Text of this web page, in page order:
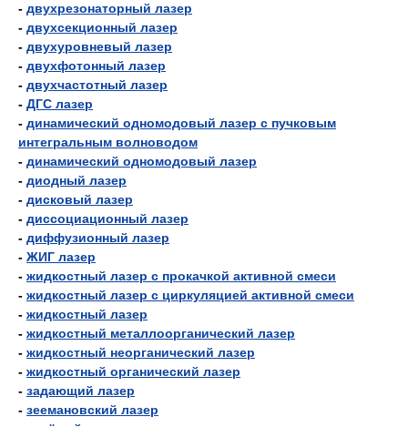
- двухрезонаторный лазер
- двухсекционный лазер
- двухуровневый лазер
- двухфотонный лазер
- двухчастотный лазер
- ДГС лазер
- динамический одномодовый лазер с пучковым
интегральным волноводом
- динамический одномодовый лазер
- диодный лазер
- дисковый лазер
- диссоциационный лазер
- диффузионный лазер
- ЖИГ лазер
- жидкостный лазер с прокачкой активной смеси
- жидкостный лазер с циркуляцией активной смеси
- жидкостный лазер
- жидкостный металлоорганический лазер
- жидкостный неорганический лазер
- жидкостный органический лазер
- задающий лазер
- зеемановский лазер